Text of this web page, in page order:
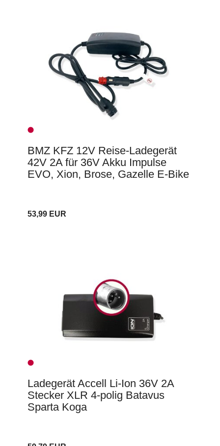
BMZ KFZ 12V Reise-Ladegerät
42V 2A für 36V Akku Impulse
EVO, Xion, Brose, Gazelle E-Bike
53,99 EUR
Ladegerät Accell Li-Ion 36V 2A
Stecker XLR 4-polig Batavus
Sparta Koga